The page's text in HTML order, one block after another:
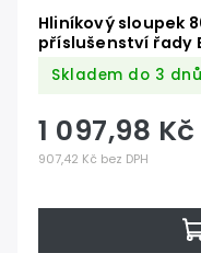
Hliníkový sloupek
příslušenství řady
EDS, EDSB, EDSW )
Skladem do 3 dnů
907,42 Kč bez DPH
1 097,98 Kč